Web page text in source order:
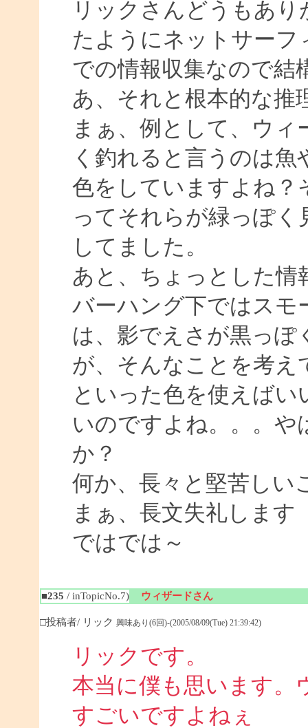
リックさんどうもあ
たようにネットサーフ
での情報収集なので結
あ、それと根本的な推
まぁ、例として、ウ
く釣れると言うのは
色をしていますよね？
ってそれらが緑っぽ
してました。
あと、ちょっとした情
バーハング下ではスモ
は、影でえさが黒っぽ
が、そんなことを考え
といった色を使えば
いのですよね。。。や
か？
何か、長々と堅苦しい
まぁ、長文失礼します
ではでは～
■235 / inTopicNo.7) ウィザードさん
□投稿者/ リック 興味あり(6回)-(2005/08/09(Tue) 21:39:42)
リックです。
本当に僕も思います。
すごいですよねぇ